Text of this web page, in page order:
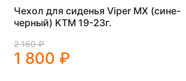
Чехол для сиденья Viper MX (сине-
черный) KTM 19-23г.
2 160 ₽
1 800 ₽